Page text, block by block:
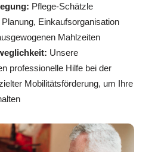
Pflege-Schätzle
Einkaufsorganisation
Mahlzeiten
Unsere
professionelle Hilfe bei der
Mobilitätsförderung, um Ihre